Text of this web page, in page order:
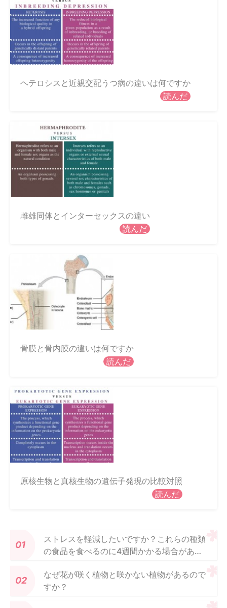
ヘテロシスと近親交配うつ病の違いは何ですか
読んだ
雌雄同体とインターセックスの違い
読んだ
骨膜と骨内膜の違いは何ですか
読んだ
原核生物と真核生物の遺伝子発現の比較対照
読んだ
ストレスを軽減したいですか？これらの種類
の食品を食べるのに4週間かかる場合があり
なぜ花が咲く植物と咲かない植物があるので
すか？